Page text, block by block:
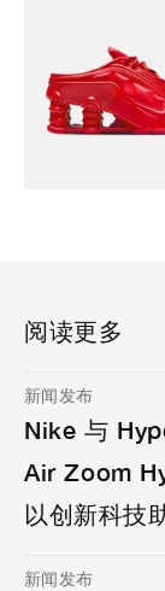
阅读更多
新闻发布
Nike 与
Air Zoom
以创新科技
新闻发布